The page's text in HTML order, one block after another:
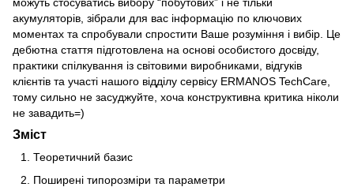
можуть стосуватись вибору “побутових” і не тільки
акумуляторів, зібрали для вас інформацію по ключових
моментах та спробували спростити Ваше розуміння і вибір. Це
дебютна стаття підготовлена на основі особистого досвіду,
практики спілкування із світовими виробниками, відгуків
клієнтів та участі нашого відділу сервісу ERMANOS TechCare,
тому сильно не засуджуйте, хоча конструктивна критика ніколи
не завадить=)
Зміст
Теоретичний базис
Поширені типорозміри та параметри